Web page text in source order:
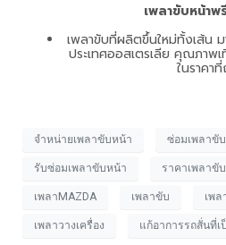
เพลาขับหน้าพ
เพลาขับที่ผลิตขึ้นใหม่ทั้งเส้น
ประเทศออสเตรเลีย คุณภาพ
ในราคา
จำหน่ายเพลาขับหน้า ซ่อมเพลาขับ
รับซ่อมเพลาขับหน้า ราคาเพลาขั
เพลาMAZDA เพลาขับ เพ
เพลาวางเครื่อง แก้อาการรถสั่นที่เ